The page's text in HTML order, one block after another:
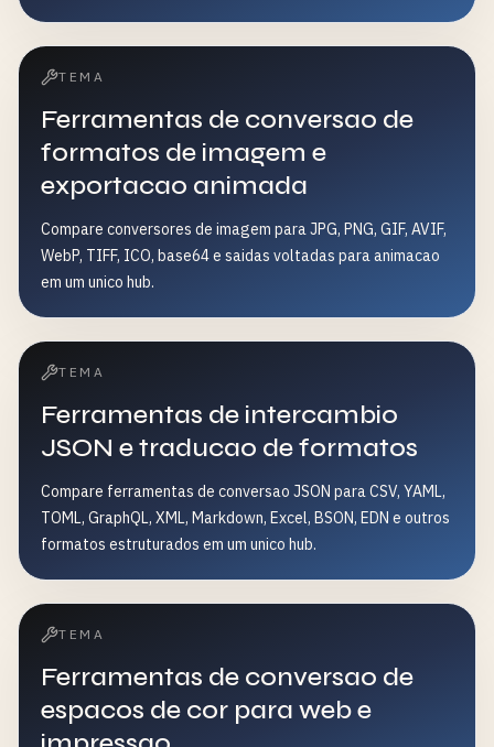
TEMA
Ferramentas de conversao de
formatos de imagem e
exportacao animada
Compare conversores de imagem para JPG, PNG, GIF, AVIF,
WebP, TIFF, ICO, base64 e saidas voltadas para animacao
em um unico hub.
TEMA
Ferramentas de intercambio
JSON e traducao de formatos
Compare ferramentas de conversao JSON para CSV, YAML,
TOML, GraphQL, XML, Markdown, Excel, BSON, EDN e outros
formatos estruturados em um unico hub.
TEMA
Ferramentas de conversao de
espacos de cor para web e